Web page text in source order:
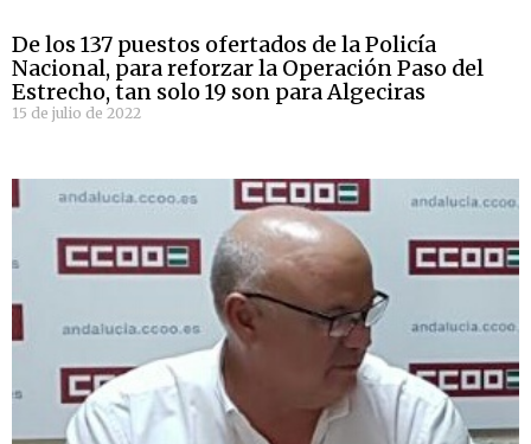
De los 137 puestos ofertados de la Policía
Nacional, para reforzar la Operación Paso del
Estrecho, tan solo 19 son para Algeciras
15 de julio de 2022